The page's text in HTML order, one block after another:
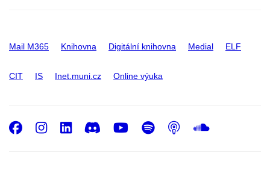
Mail M365 Knihovna Digitální knihovna Medial ELF
CIT IS Inet.muni.cz Online výuka
Facebook
Instagram
LinkedIn
DiscordYoutube
Spotify
Podcast